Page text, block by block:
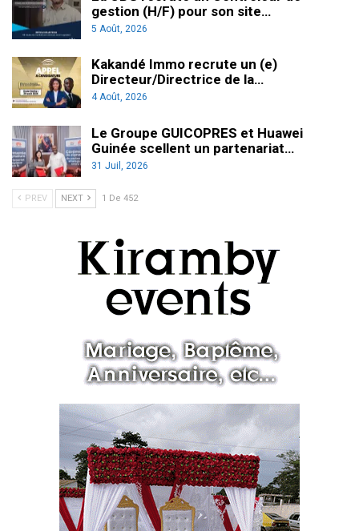
gestion (H/F) pour son site…
5 Août, 2026
Kakandé Immo recrute un (e)
Directeur/Directrice de la…
4 Août, 2026
Le Groupe GUICOPRES et Huawei
Guinée scellent un partenariat…
31 Juil, 2026
PREV NEXT 1 De 452